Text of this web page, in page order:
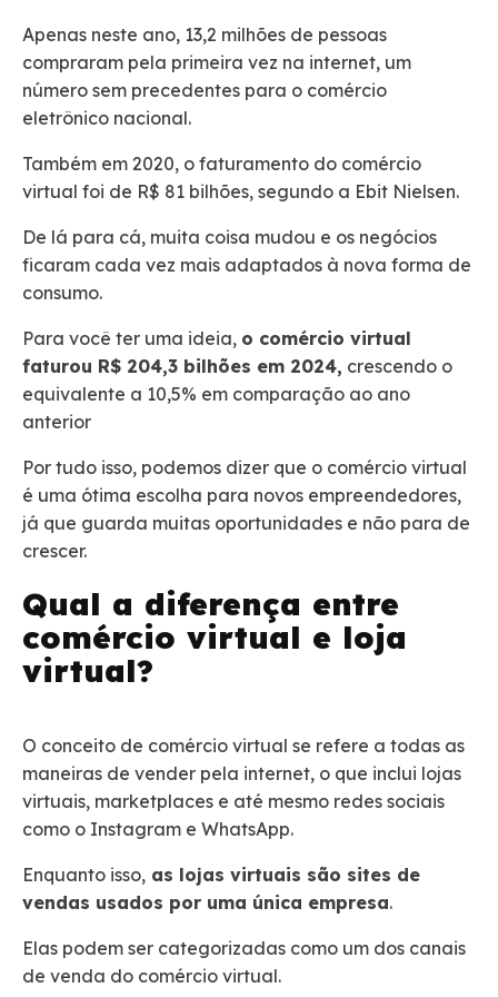
Apenas neste ano, 13,2 milhões de pessoas
compraram pela primeira vez na internet, um
número sem precedentes para o comércio
eletrônico nacional.
Também em 2020, o faturamento do comércio
virtual foi de R$ 81 bilhões, segundo a Ebit Nielsen.
De lá para cá, muita coisa mudou e os negócios
ficaram cada vez mais adaptados à nova forma de
consumo.
Para você ter uma ideia, o comércio virtual
faturou R$ 204,3 bilhões em 2024, crescendo o
equivalente a 10,5% em comparação ao ano
anterior
Por tudo isso, podemos dizer que o comércio virtual
é uma ótima escolha para novos empreendedores,
já que guarda muitas oportunidades e não para de
crescer.
Qual a diferença entre
comércio virtual e loja
virtual?
O conceito de comércio virtual se refere a todas as
maneiras de vender pela internet, o que inclui lojas
virtuais, marketplaces e até mesmo redes sociais
como o Instagram e WhatsApp.
Enquanto isso, as lojas virtuais são sites de
vendas usados por uma única empresa.
Elas podem ser categorizadas como um dos canais
de venda do comércio virtual.